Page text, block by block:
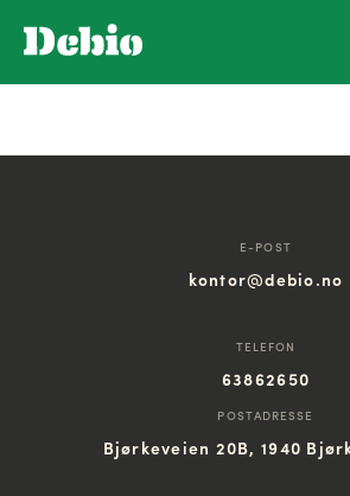
E-POST
kontor@debio.no
TELEFON
63862650
POSTADRESSE
Bjørkeveien 20B, 1940